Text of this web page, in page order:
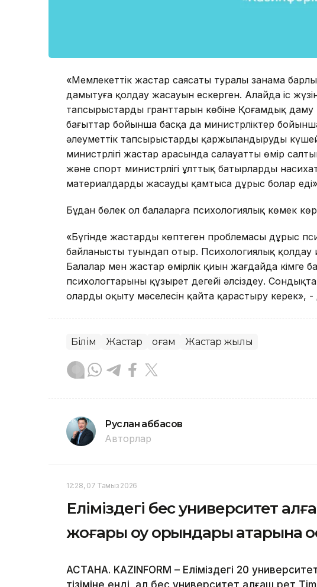
«Мемлекеттік жастар саясаты туралы заңнама
дамытуға қолдау жасауын ескерген. Алайда іс
тапсырыстардың гранттарын көбіне Қоғамдық даму
бағыттар бойынша басқа да министрліктер
әлеуметтік тапсырыстарды қаржыландыруды
министрлігі жастар арасында салауатты өмір
және спорт министрлігі ұлттық батырларды
материалдарды жасауды қамтыса дұрыс болар
Бұдан бөлек ол балаларға психологиялық көмек
«Бүгінде жастардың көптеген проблемасы дұрыс
байланысты туындап отыр. Психологиялық қолдау
Балалар мен жастар өмірлік қиын жағдайда кімге
психологтарының құзырет деңгейі әлсіздеу.
оларды оқыту мәселесін қайта қарастыру керек»,
Білім Жастар Қоғам Жастар жылы
Руслан Ғаббасов
Авторлар
12:28, 07 Тамыз 2026
Еліміздегі бес университет
жоғары оқу орындары қатарына
АСТАНА. KAZINFORM – Еліміздегі 20